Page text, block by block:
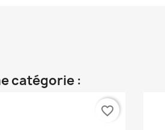
catégorie :
favorite_border